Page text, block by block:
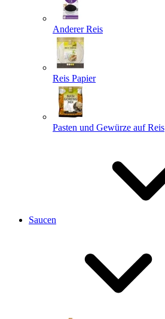
Anderer Reis
Reis Papier
Pasten und Gewürze auf Reis
Saucen